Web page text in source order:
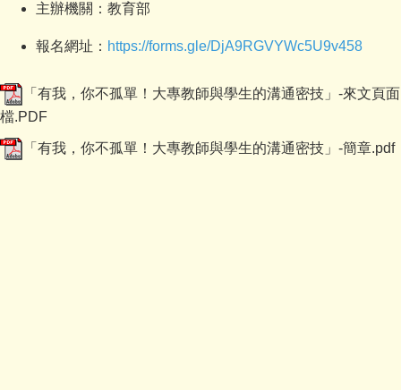
主辦機關：教育部
報名網址： https://forms.gle/DjA9RGVYWc5U9v458
「有我，你不孤單！大專教師與學生的溝通密技」-來文頁面
檔.PDF
「有我，你不孤單！大專教師與學生的溝通密技」-簡章.pdf